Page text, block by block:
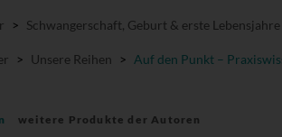
> Schwangerschaft, Geburt & erste Lebensjahre
> Unsere Reihen > Auf den Punkt –
weitere Produkte der Autoren